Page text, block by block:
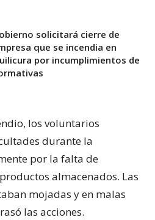
solicitará cierre de
que se incendia en
por incumplimientos de
los voluntarios
durante la
por la falta de
almacenados. Las
mojadas y en malas
las acciones.